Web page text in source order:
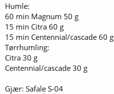
Humle:
60 min Magnum 50 g
15 min Citra 60 g
15 min Centennial/cascade 60 g
Tørrhumling:
Citra 30 g
Centennial/cascade 30 g
Gjær: Safale S-04